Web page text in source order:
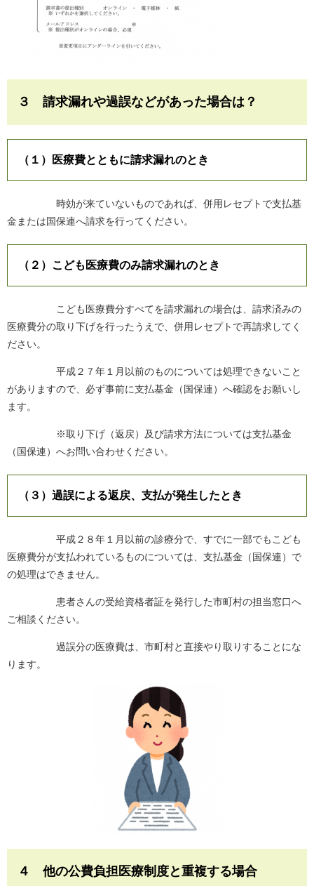
３ 請求漏れや過誤などがあった場合は？
（１）医療費とともに請求漏れのとき
時効が来ていないものであれば、併用レセプトで支払基
金または国保連へ請求を行ってください。
（２）こども医療費のみ請求漏れのとき
こども医療費分すべてを請求漏れの場合は、請求済みの
医療費分の取り下げを行ったうえで、併用レセプトで再請求してく
ださい。
平成２７年１月以前のものについては処理できないこと
がありますので、必ず事前に支払基金（国保連）へ確認をお願いし
ます。
※取り下げ（返戻）及び請求方法については支払基金
（国保連）へお問い合わせください。
（３）過誤による返戻、支払が発生したとき
平成２８年１月以前の診療分で、すでに一部でもこども
医療費分が支払われているものについては、支払基金（国保連）で
の処理はできません。
患者さんの受給資格者証を発行した市町村の担当窓口へ
ご相談ください。
過誤分の医療費は、市町村と直接やり取りすることにな
ります。
４ 他の公費負担医療制度と重複する場合